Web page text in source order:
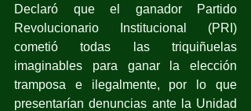
Declaró que el ganador Partido
Revolucionario Institucional (PRI)
cometió todas las triquiñuelas
imaginables para ganar la elección
tramposa e ilegalmente, por lo que
presentarían denuncias ante la Unidad